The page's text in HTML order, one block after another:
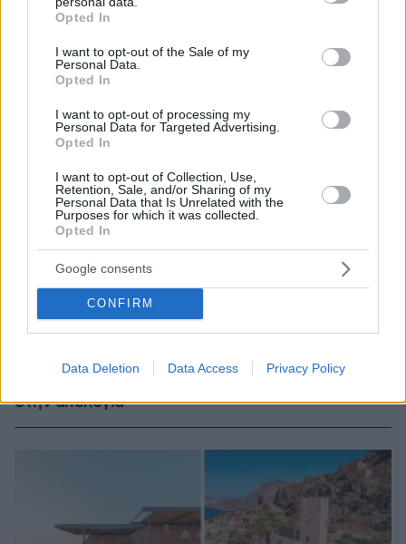
grant or deny consent to Google and its third-party tags to
use your data for below specified purposes in below Google
consent section.
Opted In
I want to opt-out of the Sale of my
Personal Data.
Opted In
I want to opt-out of processing my
Personal Data for Targeted Advertising.
Opted In
I want to opt-out of Collection, Use,
Retention, Sale, and/or Sharing of my
Personal Data that Is Unrelated with the
Purposes for which it was collected.
Opted In
Google consents
CONFIRM
Data Deletion Data Access Privacy Policy
υιοθέτησαν τον Αφγανό στη Λέσβο - Η αρχική
στην απολογία
07.08.2026, 07:19